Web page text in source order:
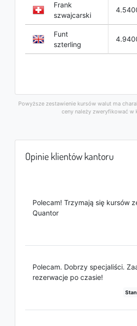
Frank
szwajcarski
Funt
szterling
Powyższe zestawienie kursów walut ma
ceny należy zweryfikować w
Opinie klientów kantoru
Polecam! Trzymają się kursów
Quantor
Polecam. Dobrzy specjaliści.
rezerwacje po czasie!